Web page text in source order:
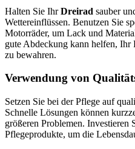
Halten Sie IhrDreirad sauber
Wettereinflüssen. Benutzen Sie
Motorräder, um Lack und
gute Abdeckung kann helfen, Ihr
zu bewahren.
Verwendung von
Setzen Sie bei der Pflege auf
Schnelle Lösungen können
größeren Problemen. Investieren
Pflegeprodukte, um die